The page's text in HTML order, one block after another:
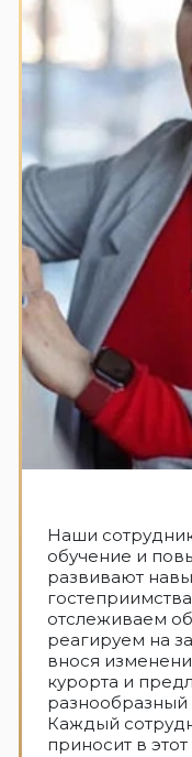
Наши
обучение и
развивают
отслеживаем
реагируем на
внося
курорта и
Каждый
приносит в